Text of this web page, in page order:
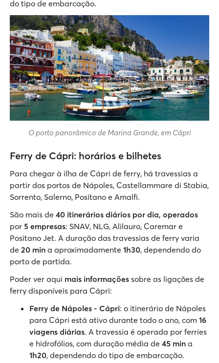
do tipo de embarcação.
O porto panorâmico de Marina Grande, em Cápri
Ferry de Cápri: horários e bilhetes
Para chegar à ilha de Cápri de ferry, há travessias a
partir dos portos de Nápoles, Castellammare di Stabia,
Sorrento, Salerno, Positano e Amalfi.
São mais de 40 itinerários diários por dia, operados
por 5 empresas: SNAV, NLG, Alilauro, Caremar e
Positano Jet. A duração das travessias de ferry varia
de 20 min a aproximadamente 1h30, dependendo do
porto de partida.
Poder ver aqui mais informações sobre as ligações de
ferry disponíveis para Cápri:
Ferry de Nápoles - Cápri: o itinerário de Nápoles
para Cápri está ativo durante todo o ano, com 16
viagens diárias. A travessia é operada por ferries
e hidrofólios, com duração média de 45 min a
1h20, dependendo do tipo de embarcação.